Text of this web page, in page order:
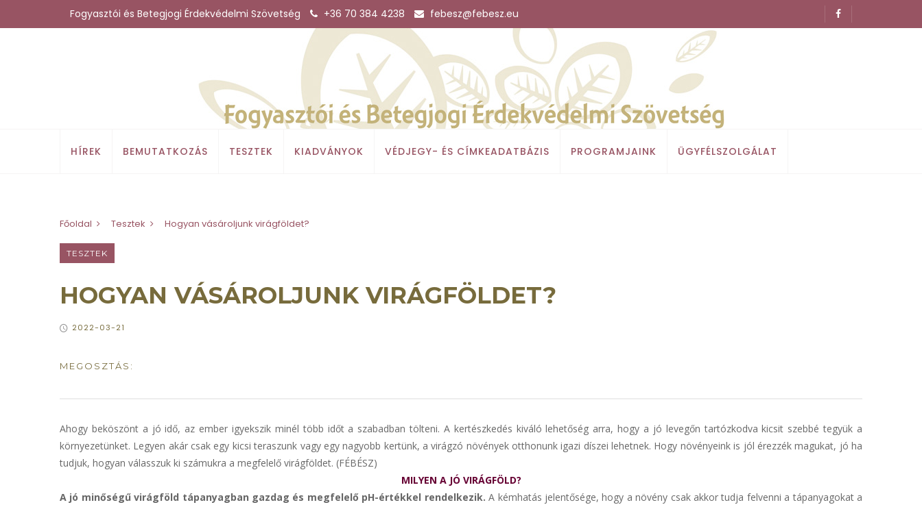
Fogyasztói és Betegjogi Érdekvédelmi Szövetség +36 70 384 4238 febesz@febesz.eu
HÍREK BEMUTATKOZÁS TESZTEK KIADVÁNYOK VÉDJEGY- ÉS CÍMKEADATBÁZIS PROGRAMJAINK ÜGYFÉLSZOLGÁLAT
Főoldal Tesztek Hogyan vásároljunk virágföldet?
TESZTEK
HOGYAN VÁSÁROLJUNK VIRÁGFÖLDET?
2022-03-21
MEGOSZTÁS:
Ahogy beköszönt a jó idő, az ember igyekszik minél több időt a szabadban tölteni. A kertészkedés kiváló lehetőség arra, hogy a jó levegőn tartózkodva kicsit szebbé tegyük a
környezetünket. Legyen akár csak egy kicsi teraszunk vagy egy nagyobb kertünk, a virágzó növények otthonunk igazi díszei lehetnek. Hogy növényeink is jól érezzék magukat, jó ha
tudjuk, hogyan válasszuk ki számukra a megfelelő virágföldet. (FÉBÉSZ)
MILYEN A JÓ VIRÁGFÖLD?
A jó minőségű virágföld tápanyagban gazdag és megfelelő pH-értékkel rendelkezik. A kémhatás jelentősége, hogy a növény csak akkor tudja felvenni a tápanyagokat a